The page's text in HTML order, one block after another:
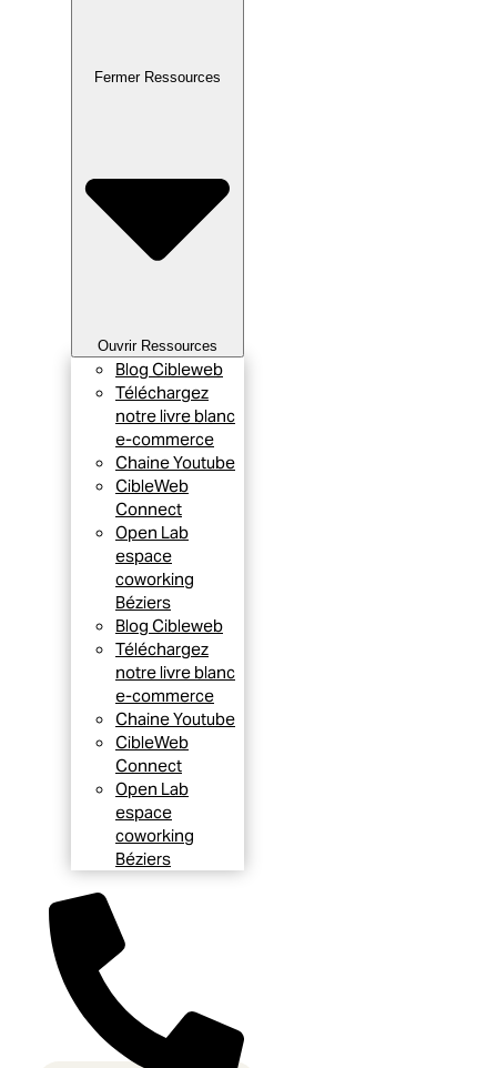
Fermer Ressources
Ouvrir Ressources
Blog Cibleweb
Téléchargez
notre livre blanc
e-commerce
Chaine Youtube
CibleWeb
Connect
Open Lab
espace
coworking
Béziers
Blog Cibleweb
Téléchargez
notre livre blanc
e-commerce
Chaine Youtube
CibleWeb
Connect
Open Lab
espace
coworking
Béziers